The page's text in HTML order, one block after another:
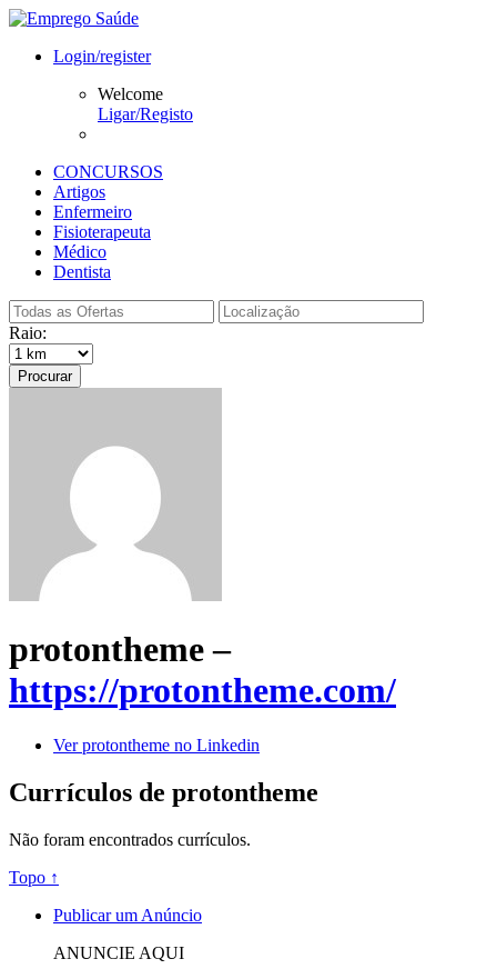
Login/register
Welcome
Ligar/Registo
CONCURSOS
Artigos
Enfermeiro
Fisioterapeuta
Médico
Dentista
Raio:
Procurar
protontheme –
https://protontheme.com/
Ver protontheme no Linkedin
Currículos de protontheme
Não foram encontrados currículos.
Topo ↑
Publicar um Anúncio
ANUNCIE AQUI